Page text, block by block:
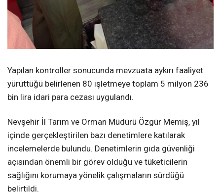
Yapılan kontroller sonucunda mevzuata aykırı faaliyet
yürüttüğü belirlenen 80 işletmeye toplam 5 milyon 236
bin lira idari para cezası uygulandı.
Nevşehir İl Tarım ve Orman Müdürü Özgür Memiş, yıl
içinde gerçekleştirilen bazı denetimlere katılarak
incelemelerde bulundu. Denetimlerin gıda güvenliği
açısından önemli bir görev olduğu ve tüketicilerin
sağlığını korumaya yönelik çalışmaların sürdüğü
belirtildi.